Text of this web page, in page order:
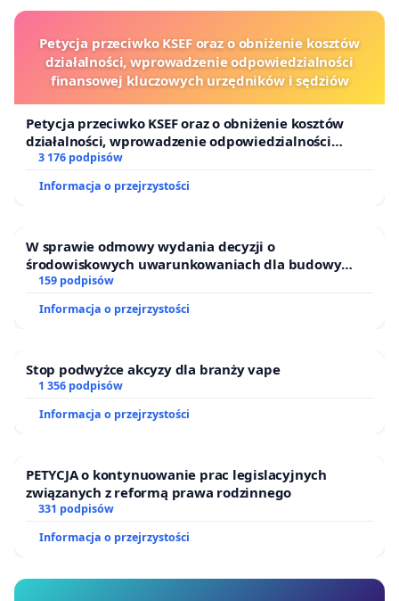
Petycja przeciwko KSEF oraz o obniżenie kosztów
działalności, wprowadzenie odpowiedzialności
finansowej kluczowych urzędników i sędziów
Petycja przeciwko KSEF oraz o obniżenie kosztów
działalności, wprowadzenie odpowiedzialności
finansowej kluczowych urzędników i sędziów
3 176 podpisów
Informacja o przejrzystości
W sprawie odmowy wydania decyzji o
środowiskowych uwarunkowaniach dla budowy
zakładu wytwarzania biometanu „Krynki” w
Ostrowiu Południowym oraz ochrony mieszkańców i
Puszczy Knyszyńskiej
159 podpisów
Informacja o przejrzystości
Stop podwyżce akcyzy dla branży vape
1 356 podpisów
Informacja o przejrzystości
PETYCJA o kontynuowanie prac legislacyjnych
związanych z reformą prawa rodzinnego
331 podpisów
Informacja o przejrzystości